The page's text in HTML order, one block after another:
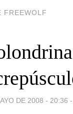
FREEWOLF
DE 2008 - 20:36 -